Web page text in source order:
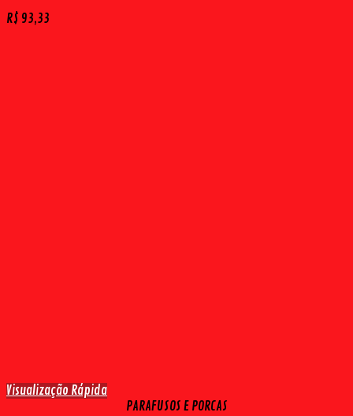
R$ 93,33
Visualização Rápida
PARAFUSOS E PORCAS